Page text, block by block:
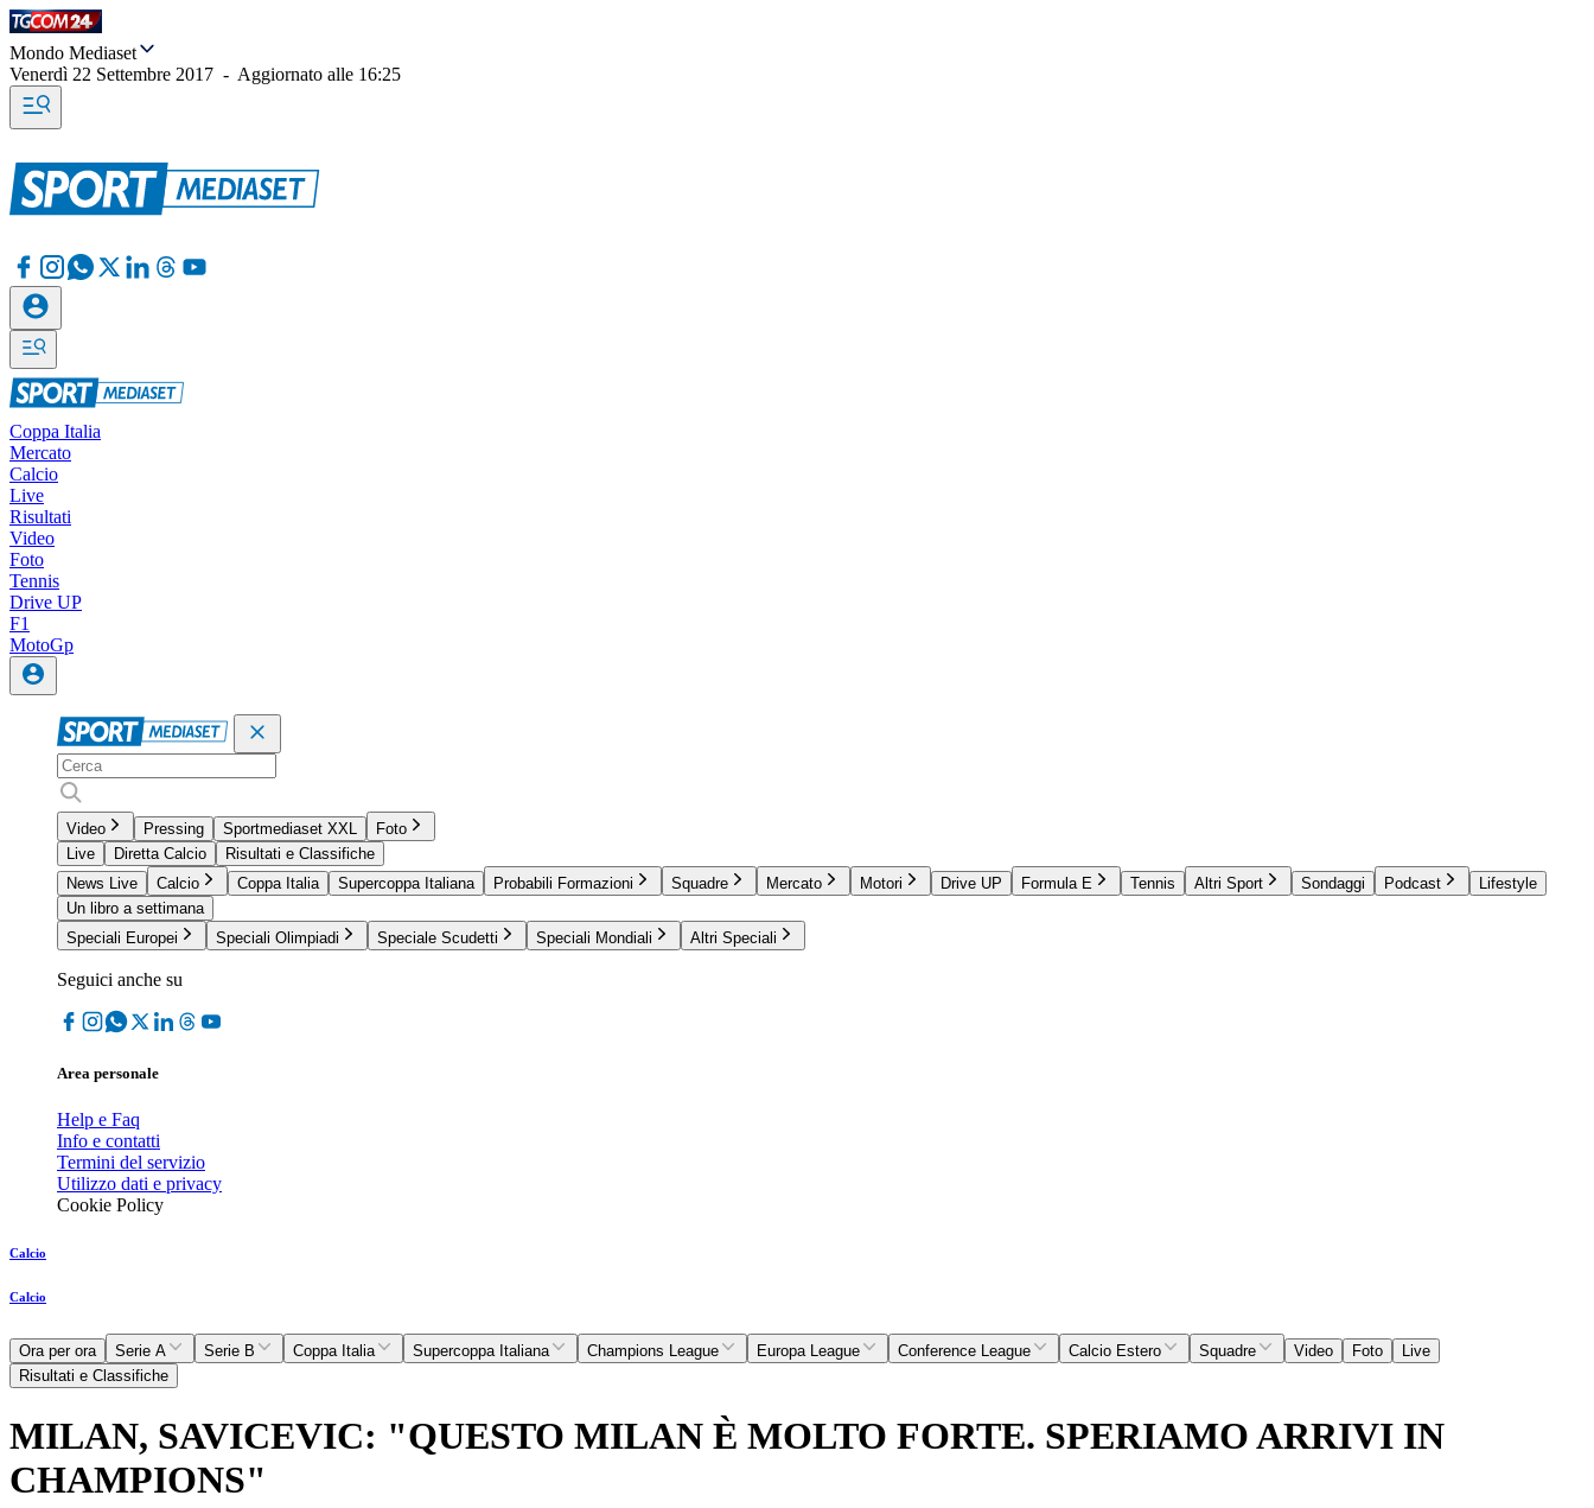
Mondo Mediaset
Venerdì 22 Settembre 2017 - Aggiornato alle 16:25
Coppa Italia
Mercato
Calcio
Live
Risultati
Video
Foto
Tennis
Drive UP
F1
MotoGp
Video Pressing Sportmediaset XXL
Foto
Live
Diretta Calcio
Risultati e Classifiche
News Live
Calcio Coppa Italia Supercoppa Italiana Probabili Formazioni Squadre Mercato Motori Drive UP Formula E Tennis Altri Sport Sondaggi Podcast
Lifestyle
Un libro a settimana
Speciali Europei
Speciali Olimpiadi Speciale Scudetti Speciali Mondiali Altri Speciali
Seguici anche su
Area personale
Help e Faq
Info e contatti
Termini del servizio
Utilizzo dati e privacy
Cookie Policy
Calcio
Calcio
Ora per ora Serie A Serie B Coppa Italia Supercoppa Italiana Champions League Europa League Conference League Calcio Estero Squadre Video Foto
Live
Risultati e Classifiche
MILAN, SAVICEVIC: "QUESTO MILAN È MOLTO FORTE. SPERIAMO ARRIVI IN
CHAMPIONS"